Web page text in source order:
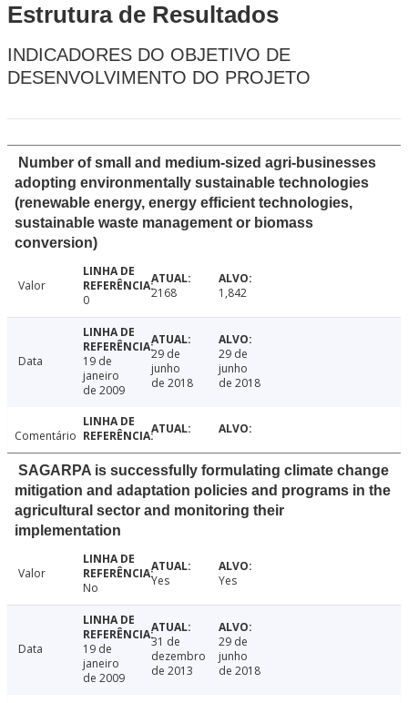
Estrutura de Resultados
INDICADORES DO OBJETIVO DE
DESENVOLVIMENTO DO PROJETO
Number of small and medium-sized agri-businesses
adopting environmentally sustainable technologies
(renewable energy, energy efficient technologies,
sustainable waste management or biomass
conversion)
Valor
0
2168 1,842
Data
19 de
janeiro
de 2009
29 de
junho
de 2018
29 de
junho
de 2018
Comentário
SAGARPA is successfully formulating climate change
mitigation and adaptation policies and programs in the
agricultural sector and monitoring their
implementation
Valor
No
Yes Yes
Data
19 de
janeiro
de 2009
31 de
dezembro
de 2013
29 de
junho
de 2018